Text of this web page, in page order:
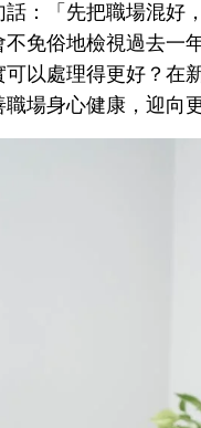
：「先把職場混好
免俗地檢視過去一
以處理得更好？在
場身心健康，迎向